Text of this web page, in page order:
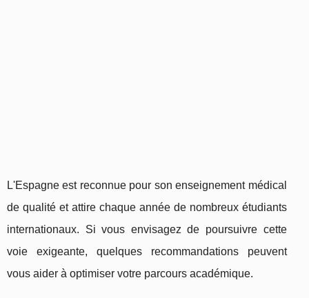
L'Espagne est reconnue pour son enseignement médical
de qualité et attire chaque année de nombreux étudiants
internationaux. Si vous envisagez de poursuivre cette
voie exigeante, quelques recommandations peuvent
vous aider à optimiser votre parcours académique.